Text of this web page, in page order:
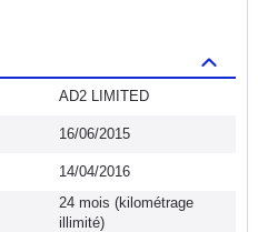
AD2 LIMITED
16/06/2015
14/04/2016
24 mois (kilométrage
illimité)